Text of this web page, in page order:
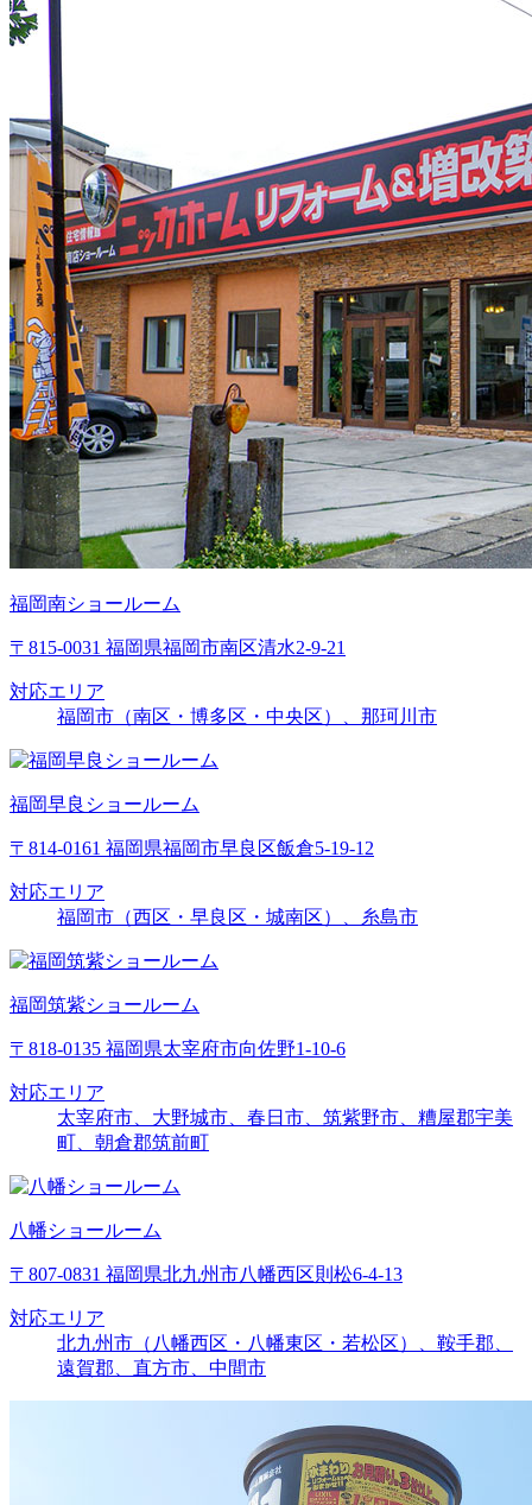
福岡南ショールーム
〒815-0031 福岡県福岡市南区清水2-9-21
対応エリア
福岡市（南区・博多区・中央区）、那珂川市
福岡早良ショールーム
〒814-0161 福岡県福岡市早良区飯倉5-19-12
対応エリア
福岡市（西区・早良区・城南区）、糸島市
福岡筑紫ショールーム
〒818-0135 福岡県太宰府市向佐野1-10-6
対応エリア
太宰府市、大野城市、春日市、筑紫野市、糟屋郡宇美
町、朝倉郡筑前町
八幡ショールーム
〒807-0831 福岡県北九州市八幡西区則松6-4-13
対応エリア
北九州市（八幡西区・八幡東区・若松区）、鞍手郡、
遠賀郡、直方市、中間市